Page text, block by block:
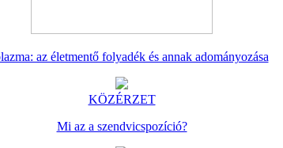
az életmentő folyadék és annak adományozása
KÖZÉRZET
Mi az a szendvicspozíció?